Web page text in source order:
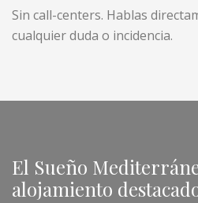
Sin call-centers. Hablas
cualquier duda o incidencia.
El Sueño
alojamiento